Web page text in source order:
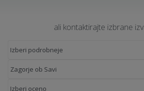
ali kontaktirajte izbrane